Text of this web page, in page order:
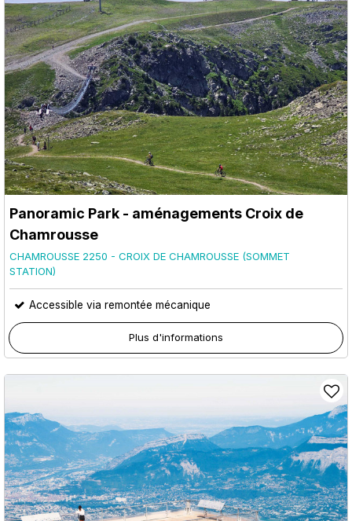
Panoramic Park - aménagements Croix de
Chamrousse
CHAMROUSSE 2250 - CROIX DE CHAMROUSSE (SOMMET
STATION)
Accessible via remontée mécanique
Plus d'informations